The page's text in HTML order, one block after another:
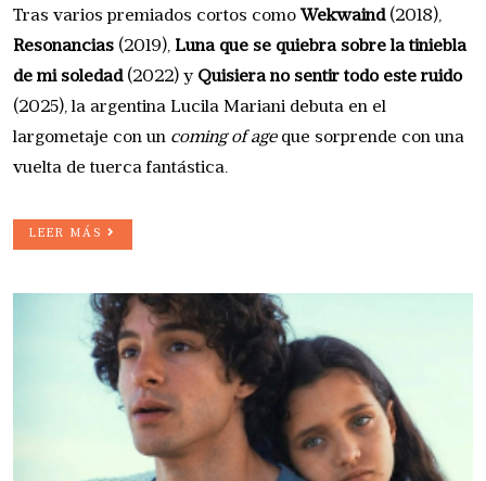
Tras varios premiados cortos como Wekwaind(2018),
Resonancias (2019), Luna que se quiebra sobre la tiniebla
de mi soledad(2022) y Quisiera no sentir todo este ruido
(2025), la argentina Lucila Mariani debuta en el
largometaje con un coming of ageque sorprende con una
vuelta de tuerca fantástica.
LEER MÁS